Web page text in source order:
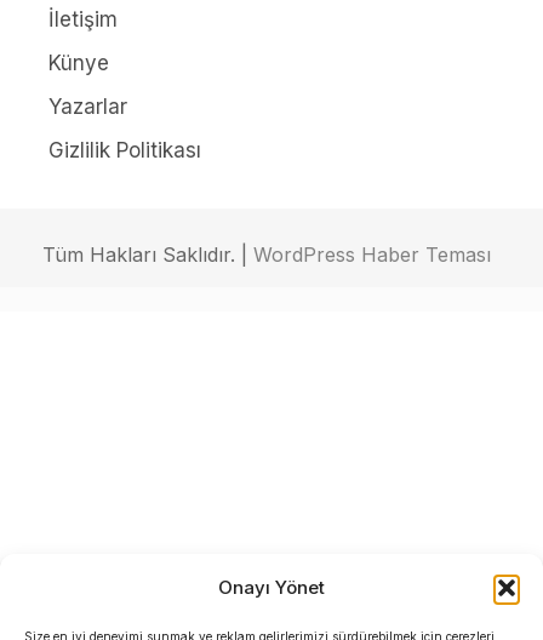
Onayı Yönet
Size en iyi deneyimi sunmak ve reklam gelirlerimizi sürdürebilmek için çerezleri
İletişim
Künye
Yazarlar
Gizlilik Politikası
Tüm Hakları Saklıdır. | WordPress Haber Teması